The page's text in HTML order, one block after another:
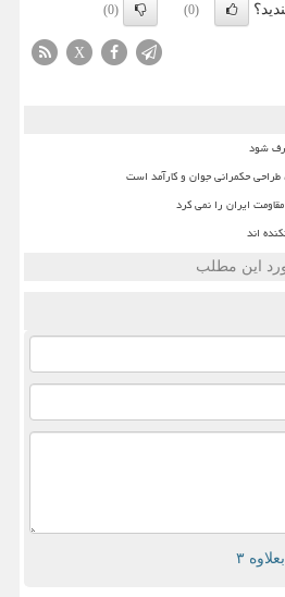
(0)
(0)
X
شود
حکمرانی جوان و کارآمد است
ایران را نمی کرد
اند
این مطلب